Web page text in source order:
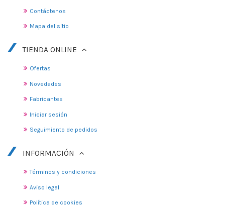
Contáctenos
Mapa del sitio
TIENDA ONLINE
Ofertas
Novedades
Fabricantes
Iniciar sesión
Seguimiento de pedidos
INFORMACIÓN
Términos y condiciones
Aviso legal
Política de cookies